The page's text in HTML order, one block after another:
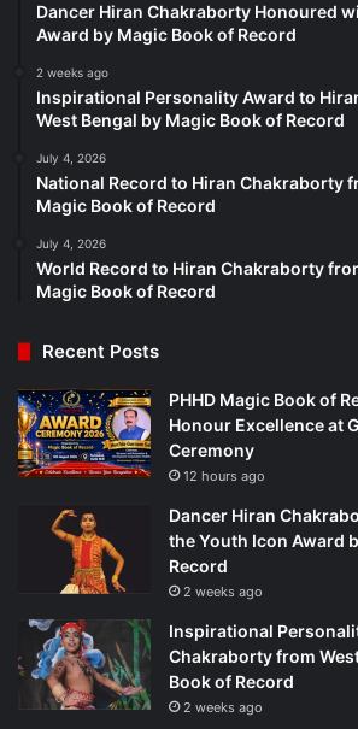
Dancer Hiran Chakraborty Honoured
Award by Magic Book of Record
2 weeks ago
Inspirational Personality Award to
West Bengal by Magic Book of Record
July 4, 2026
National Record to Hiran Chakraborty
Magic Book of Record
July 4, 2026
World Record to Hiran Chakraborty
Magic Book of Record
Recent Posts
PHHD Magic Book of
Honour Excellence at
Ceremony
12 hours ago
Dancer Hiran
the Youth Icon Award
Record
2 weeks ago
Inspirational
Chakraborty from
Book of Record
2 weeks ago